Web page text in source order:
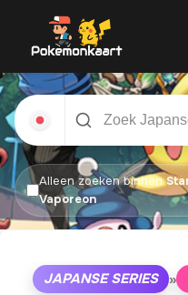
Alleen zoeken binnen
Vaporeon
JAPANSE SERIES »